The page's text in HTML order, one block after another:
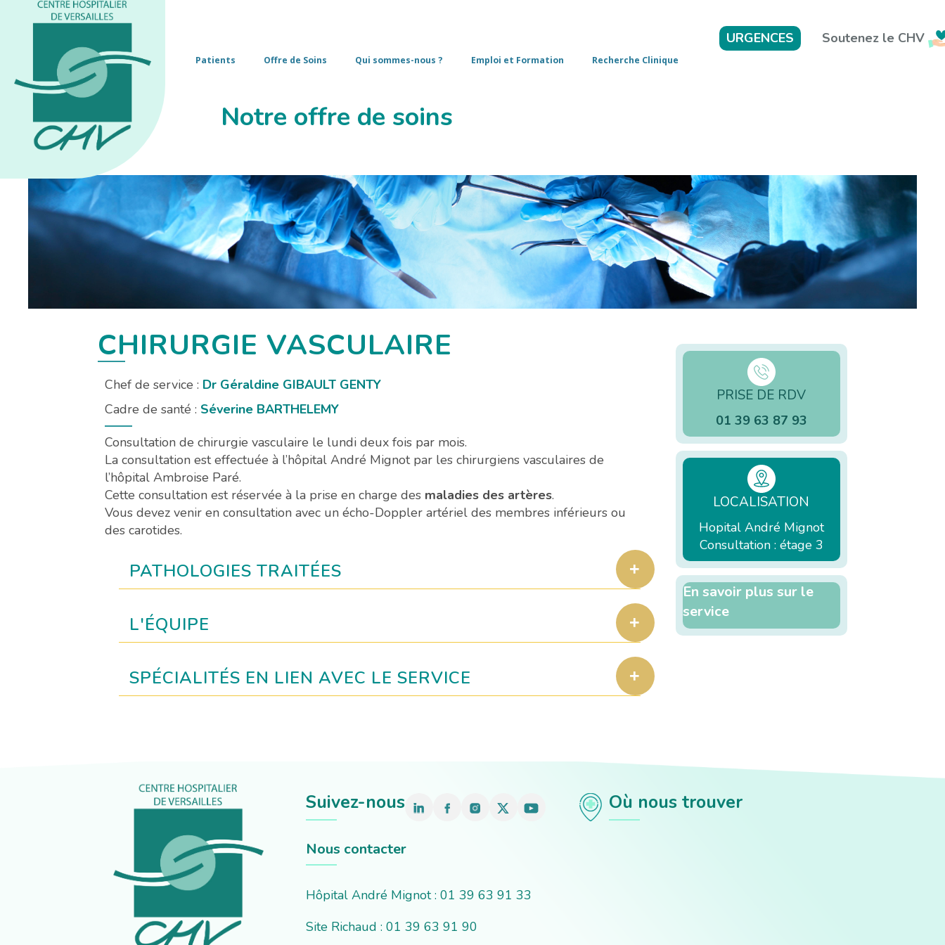
Patients Offre de Soins Qui sommes-nous ? Emploi et Formation Recherche Clinique
URGENCES Soutenez le CHV
Notre offre de soins
CHIRURGIE VASCULAIRE
Chef de service : Dr Géraldine GIBAULT GENTY
Cadre de santé : Séverine BARTHELEMY
Consultation de chirurgie vasculaire le lundi deux fois par mois.
La consultation est effectuée à l’hôpital André Mignot par les chirurgiens vasculaires de
l’hôpital Ambroise Paré.
Cette consultation est réservée à la prise en charge des maladies des artères.
Vous devez venir en consultation avec un écho-Doppler artériel des membres inférieurs ou
des carotides.
PATHOLOGIES TRAITÉES
L'ÉQUIPE
SPÉCIALITÉS EN LIEN AVEC LE SERVICE
PRISE DE RDV
01 39 63 87 93
LOCALISATION
Hopital André Mignot
Consultation : étage 3
En savoir plus sur le
service
Suivez-nous
Nous contacter
Hôpital André Mignot : 01 39 63 91 33
Site Richaud : 01 39 63 91 90
Où nous trouver